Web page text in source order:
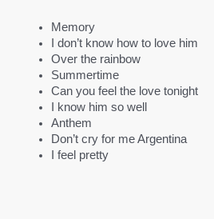
Memory
I don’t know how to love him
Over the rainbow
Summertime
Can you feel the love tonight
I know him so well
Anthem
Don’t cry for me Argentina
I feel pretty